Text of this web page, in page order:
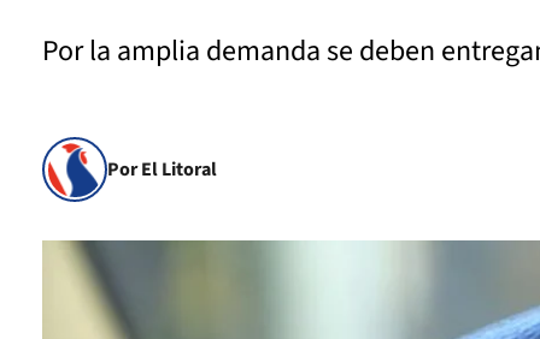
Por la amplia demanda se deben
Por El Litoral